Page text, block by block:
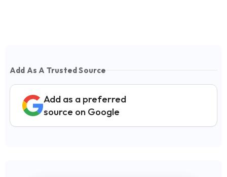
Add As A Trusted Source
Add as a preferred
source on Google